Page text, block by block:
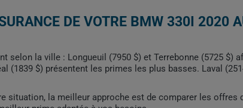
DE VOTRE BMW 330I 2020
selon la ville : Longueuil (7950 $) et Terrebonne (5725 $)
(1839 $) présentent les primes les plus basses. Laval
situation, la meilleur approche est de comparer les